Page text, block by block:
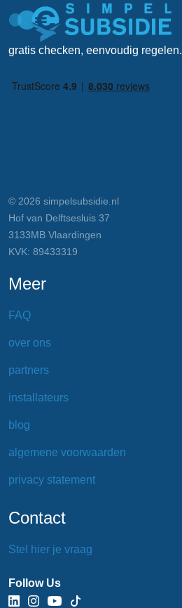
gratis checken, eenvoudig regelen.
© 2026 simpelsubsidie.nl
Hof van Delftsesluis 37
3133MB Vlaardingen
KVK: 89433319
Meer
FAQ
over ons
partners
installateurs
blog
algemene voorwaarden
privacy statement
Contact
Stel hier je vraag
Follow Us